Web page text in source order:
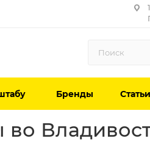
Бренды Статьи